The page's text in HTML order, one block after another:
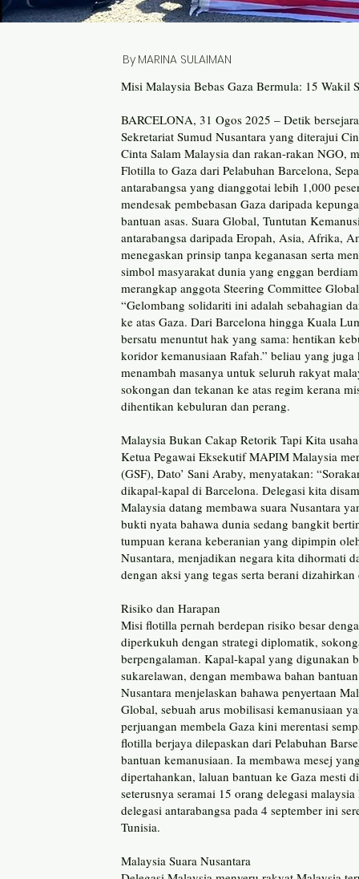
MARINA SULAIMAN
By
Misi Malaysia Bebas Gaza Bermula: 15 Wakil
BARCELONA, 31 Ogos 2025 – Detik
Sekretariat Sumud Nusantara yang diterajui
Cinta Salam Malaysia dan rakan-rakan NGO,
Flotilla to Gaza dari Pelabuhan Barcelona,
antarabangsa yang dianggotai lebih 1,000
mendesak pembebasan Gaza daripada
bantuan asas. Suara Global, Tuntutan
antarabangsa daripada Eropah, Asia, Afrika,
menegaskan prinsip tanpa keganasan serta
simbol masyarakat dunia yang enggan
merangkap anggota Steering Committee
“Gelombang solidariti ini adalah sebahagian
ke atas Gaza. Dari Barcelona hingga Kuala
bersatu menuntut hak yang sama: hentikan
koridor kemanusiaan Rafah.” beliau yang
menambah masanya untuk seluruh rakyat
sokongan dan tekanan ke atas regim kerana
dihentikan kebuluran dan perang.
Malaysia Bukan Cakap Retorik Tapi Kita
Ketua Pegawai Eksekutif MAPIM Malaysia
(GSF), Dato’ Sani Araby, menyatakan:
dikapal-kapal di Barcelona. Delegasi kita
Malaysia datang membawa suara Nusantara
bukti nyata bahawa dunia sedang bangkit
tumpuan kerana keberanian yang dipimpin
Nusantara, menjadikan negara kita dihormati
dengan aksi yang tegas serta berani
Risiko dan Harapan
Misi flotilla pernah berdepan risiko besar
diperkukuh dengan strategi diplomatik,
berpengalaman. Kapal-kapal yang digunakan
sukarelawan, dengan membawa bahan
Nusantara menjelaskan bahawa penyertaan
Global, sebuah arus mobilisasi kemanusiaan
perjuangan membela Gaza kini merentasi
flotilla berjaya dilepaskan dari Pelabuhan
bantuan kemanusiaan. Ia membawa mesej
dipertahankan, laluan bantuan ke Gaza mesti
seterusnya seramai 15 orang delegasi
delegasi antarabangsa pada 4 september ini
Tunisia.
Malaysia Suara Nusantara